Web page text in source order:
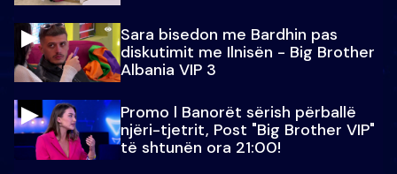
Sara bisedon me Bardhin pas
diskutimit me Ilnisën - Big Brother
Albania VIP 3
Promo l Banorët sërish përballë
njëri-tjetrit, Post "Big Brother VIP"
të shtunën ora 21:00!